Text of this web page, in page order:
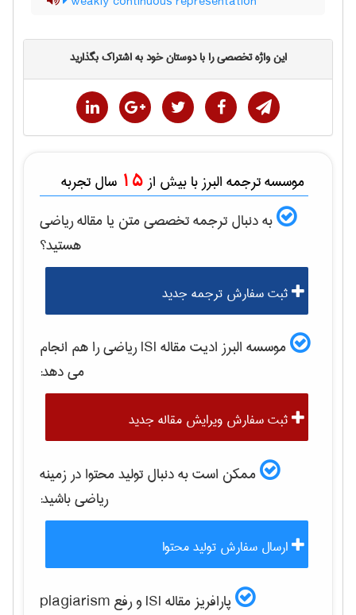
این واژه تخصصی را با دوستان خود به اشتراک بگذارید
موسسه ترجمه البرز با بیش از 15 سال تجربه
به دنبال ترجمه تخصصی متن یا مقالهرياضی
هستید؟
ثبت سفارش ترجمه جدید
موسسه البرز ادیت مقاله ISI رياضیرا هم انجام
می دهد:
ثبت سفارش ویرایش مقاله جدید
ممکن است به دنبال تولید محتوا در زمینه
رياضیباشید:
ارسال سفارش تولید محتوا
پارافریز مقاله ISI و رفع plagiarism